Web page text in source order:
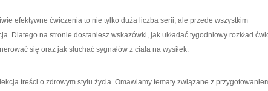
efektywne ćwiczenia to nie tylko duża liczba serii, ale przede wszystkim
Dlatego na stronie dostaniesz wskazówki, jak układać tygodniowy rozkład
się oraz jak słuchać sygnałów z ciała na wysiłek.
treści o zdrowym stylu życia. Omawiamy tematy związane z